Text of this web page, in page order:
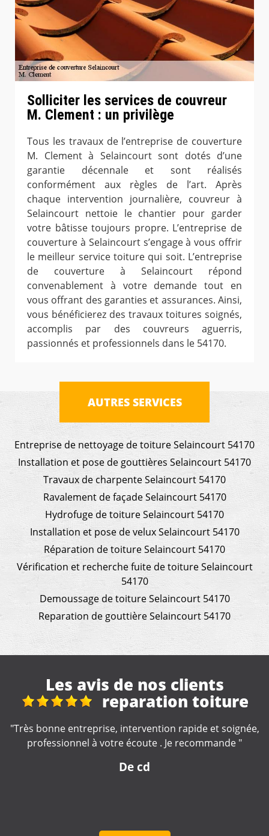
Solliciter les services de couvreur
M. Clement : un privilège
Tous les travaux de l’entreprise de couverture
M. Clement à Selaincourt sont dotés d’une
garantie décennale et sont réalisés
conformément aux règles de l’art. Après
chaque intervention journalière, couvreur à
Selaincourt nettoie le chantier pour garder
votre bâtisse toujours propre. L’entreprise de
couverture à Selaincourt s’engage à vous offrir
le meilleur service toiture qui soit. L’entreprise
de couverture à Selaincourt répond
convenablement à votre demande tout en
vous offrant des garanties et assurances. Ainsi,
vous bénéficierez des travaux toitures soignés,
accomplis par des couvreurs aguerris,
passionnés et professionnels dans le 54170.
AUTRES SERVICES
Entreprise de nettoyage de toiture Selaincourt 54170
Installation et pose de gouttières Selaincourt 54170
Travaux de charpente Selaincourt 54170
Ravalement de façade Selaincourt 54170
Hydrofuge de toiture Selaincourt 54170
Installation et pose de velux Selaincourt 54170
Réparation de toiture Selaincourt 54170
Vérification et recherche fuite de toiture Selaincourt
54170
Demoussage de toiture Selaincourt 54170
Reparation de gouttière Selaincourt 54170
Les avis de nos clients
Super travail et
"Travail rapide et soigné. Je recommande cet artisan.
Venu à Montois-la-Montagne "